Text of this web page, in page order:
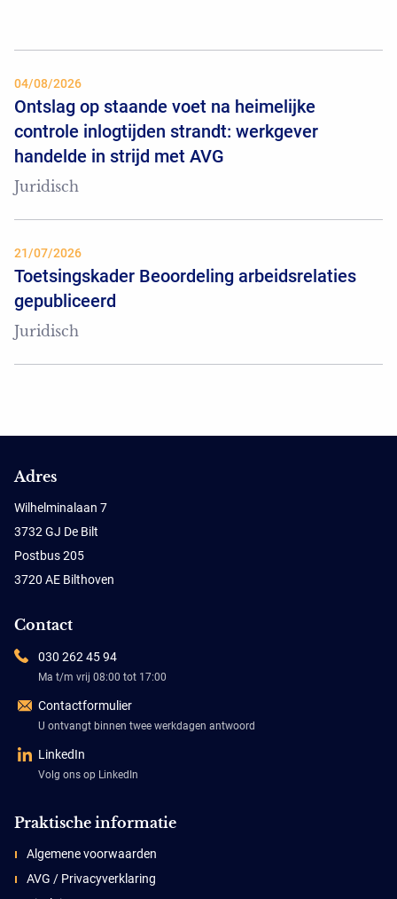
04/08/2026
Ontslag op staande voet na heimelijke
controle inlogtijden strandt: werkgever
handelde in strijd met AVG
Juridisch
21/07/2026
Toetsingskader Beoordeling arbeidsrelaties
gepubliceerd
Juridisch
Adres
Wilhelminalaan 7
3732 GJ De Bilt
Postbus 205
3720 AE Bilthoven
Contact
030 262 45 94
Ma t/m vrij 08:00 tot 17:00
Contactformulier
U ontvangt binnen twee werkdagen antwoord
LinkedIn
Volg ons op LinkedIn
Praktische informatie
Algemene voorwaarden
AVG / Privacyverklaring